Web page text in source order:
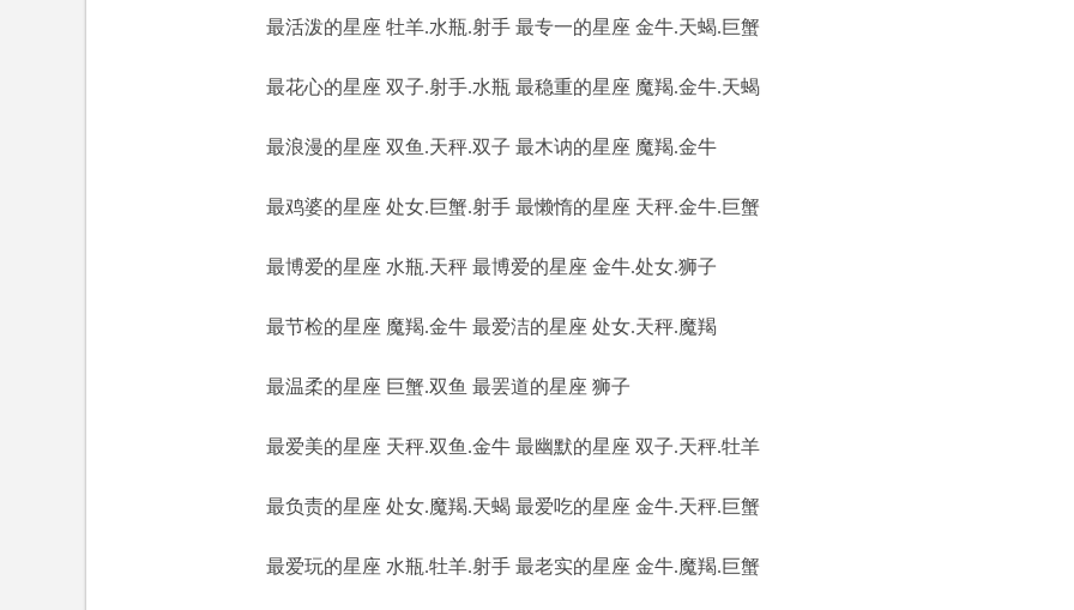
最活泼的星座 牡羊.水瓶.射手 最专一的星座 金牛.天蝎.巨蟹
最花心的星座 双子.射手.水瓶 最稳重的星座 魔羯.金牛.天蝎
最浪漫的星座 双鱼.天秤.双子 最木讷的星座 魔羯.金牛
最鸡婆的星座 处女.巨蟹.射手 最懒惰的星座 天秤.金牛.巨蟹
最博爱的星座 水瓶.天秤 最博爱的星座 金牛.处女.狮子
最节检的星座 魔羯.金牛 最爱洁的星座 处女.天秤.魔羯
最温柔的星座 巨蟹.双鱼 最罢道的星座 狮子
最爱美的星座 天秤.双鱼.金牛 最幽默的星座 双子.天秤.牡羊
最负责的星座 处女.魔羯.天蝎 最爱吃的星座 金牛.天秤.巨蟹
最爱玩的星座 水瓶.牡羊.射手 最老实的星座 金牛.魔羯.巨蟹